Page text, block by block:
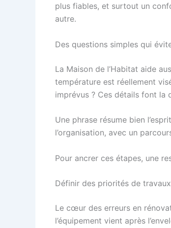
plus fiables, et surtout un
autre.
Des questions simples qui
La Maison de l’Habitat aide
température est réellement
imprévus ? Ces détails font la
Une phrase résume bien
l’organisation, avec un
Pour ancrer ces étapes, une
Définir des priorités de
Le cœur des erreurs en
l’équipement vient après